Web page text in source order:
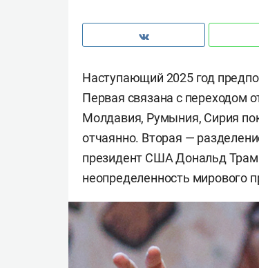
Наступающий 2025 год
Первая связана с переходом
Молдавия, Румыния, Сирия
отчаянно. Вторая —
президент США Дональд
неопределенность мирового